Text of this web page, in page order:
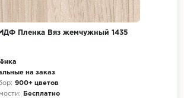
Пленка Вяз жемчужный 1435
на заказ
900+ цветов
Бесплатно